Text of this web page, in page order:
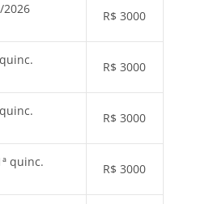
2026 R$ 3000
R$ 3000
R$ 3000
quinc. R$ 3000